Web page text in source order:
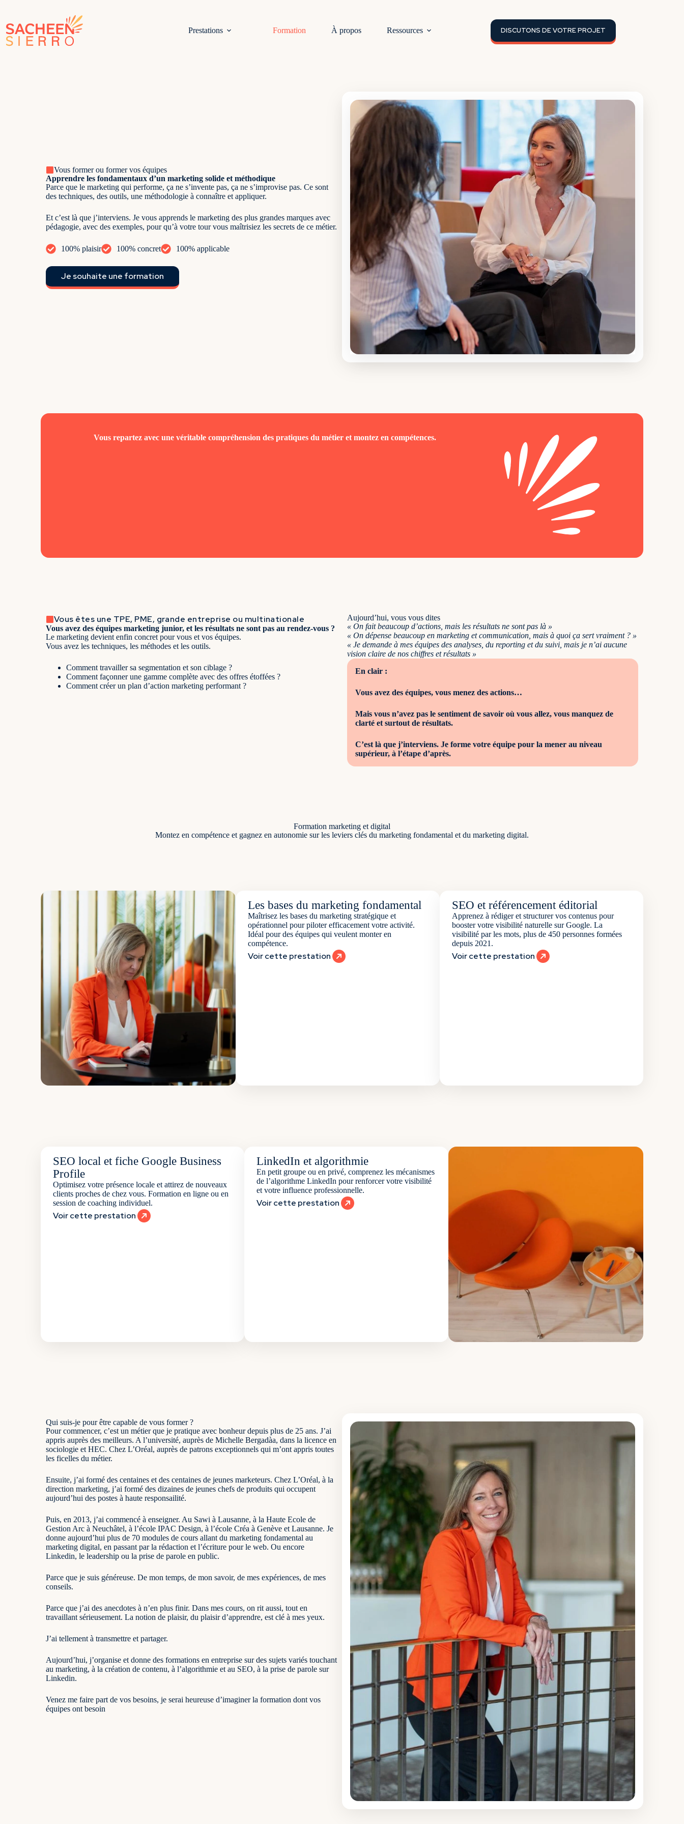
Prestations Formation À propos Ressources DISCUTONS DE VOTRE PROJET
Vous former ou former vos équipes
Apprendre les fondamentaux d’un marketing solide et méthodique
Parce que le marketing qui performe, ça ne s’invente pas, ça ne s’improvise pas. Ce sont
des techniques, des outils, une méthodologie à connaître et appliquer.
Et c’est là que j’interviens. Je vous apprends le marketing des plus grandes marques avec
pédagogie, avec des exemples, pour qu’à votre tour vous maîtrisiez les secrets de ce métier.
100% plaisir 100% concret 100% applicable
Je souhaite une formation
Vous repartez avec une véritable compréhension des pratiques du métier et montez en compétences.
Vous êtes une TPE, PME, grande entreprise ou multinationale
Vous avez des équipes marketing junior, et les résultats ne sont pas au rendez-vous ?
Le marketing devient enfin concret pour vous et vos équipes.
Vous avez les techniques, les méthodes et les outils.
Comment travailler sa segmentation et son ciblage ?
Comment façonner une gamme complète avec des offres étoffées ?
Comment créer un plan d’action marketing performant ?
Aujourd’hui, vous vous dites
« On fait beaucoup d’actions, mais les résultats ne sont pas là »
« On dépense beaucoup en marketing et communication, mais à quoi ça sert vraiment ? »
« Je demande à mes équipes des analyses, du reporting et du suivi, mais je n’ai aucune
vision claire de nos chiffres et résultats »
En clair :
Vous avez des équipes, vous menez des actions…
Mais vous n’avez pas le sentiment de savoir où vous allez, vous manquez de
clarté et surtout de résultats.
C’est là que j’interviens. Je forme votre équipe pour la mener au niveau
supérieur, à l’étape d’après.
Formation marketing et digital
Montez en compétence et gagnez en autonomie sur les leviers clés du marketing fondamental et du marketing digital.
Les bases du marketing fondamental
Maîtrisez les bases du marketing stratégique et
opérationnel pour piloterefficacement votre activité.
Idéal pour des équipes qui veulent monter en
compétence.
Voir cette prestation
SEO et référencement éditorial
Apprenez à rédiger et structurer vos contenus pour
booster votre visibilité naturelle sur Google. La
visibilité par les mots, plus de 450 personnes formées
depuis 2021.
Voir cette prestation
SEO local et fiche Google Business
Profile
Optimisez votre présence locale et attirez de nouveaux
clients proches de chez vous. Formation en ligne ou en
session de coaching individuel.
Voir cette prestation
LinkedIn et algorithmie
En petit groupe ou en privé, comprenez les mécanismes
de l’algorithme LinkedIn pour renforcer votre visibilité
et votre influence professionnelle.
Voir cette prestation
Qui suis-je pour être capable de vous former ?
Pour commencer, c’est un métier que je pratique avec bonheur depuis plus de 25 ans. J’ai
appris auprès des meilleurs. A l’université, auprès de Michelle Bergadàa, dans la licence en
sociologie et HEC. Chez L’Oréal, auprès de patrons exceptionnels qui m’ont appris toutes
les ficelles du métier.
Ensuite, j’ai formé des centaines et des centaines de jeunes marketeurs. Chez L’Oréal, à la
direction marketing, j’ai formé des dizaines de jeunes chefs de produits qui occupent
aujourd’hui des postes à haute responsailité.
Puis, en 2013, j’ai commencé à enseigner. Au Sawi à Lausanne, à la Haute Ecole de
Gestion Arc à Neuchâtel, à l’école IPAC Design, à l’école Créa à Genève et Lausanne. Je
donne aujourd’hui plus de 70 modules de cours allant du marketing fondamental au
marketing digital, en passant par la rédaction et l’écriture pour le web. Ou encore
Linkedin, le leadership ou la prise de parole en public.
Parce que je suis généreuse. De mon temps, de mon savoir, de mes expériences, de mes
conseils.
Parce que j’ai des anecdotes à n’en plus finir. Dans mes cours, on rit aussi, tout en
travaillant sérieusement. La notion de plaisir, du plaisir d’apprendre, est clé à mes yeux.
J’ai tellement à transmettre et partager.
Aujourd’hui, j’organise et donne des formations en entreprise sur des sujets variés touchant
au marketing, à la création de contenu, à l’algorithmie et au SEO, à la prise de parole sur
Linkedin.
Venez me faire part de vos besoins, je serai heureuse d’imaginer la formation dont vos
équipes ont besoin